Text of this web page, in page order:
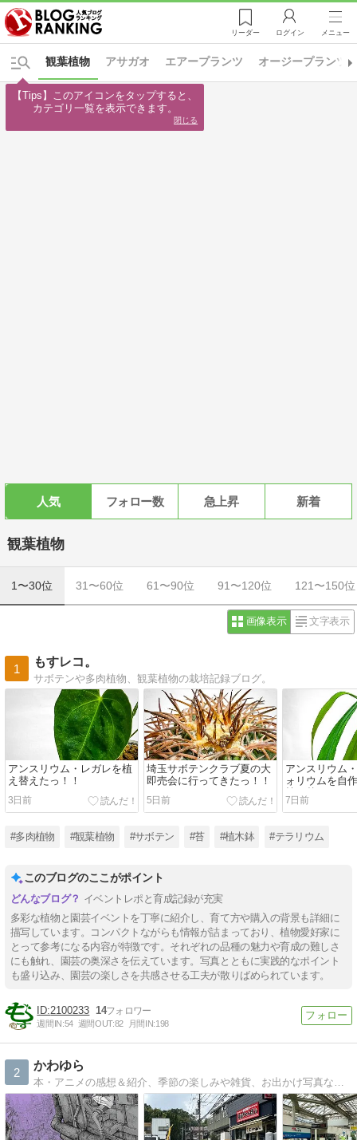
リーダー ログイン メニュー
アサガオ エアープランツ オージープランツ
観葉植物
人気 フォロー数 急上昇 新着
観葉植物
1〜30位 31〜60位 61〜90位 91〜120位 121〜150位
画像表示 文字表示
1
もすレコ。
サボテンや多肉植物、観葉植物の栽培記録ブログ。
アンスリウム・レガレを植
え替えたっ！！
3日前
埼玉サボテンクラブ夏の大
即売会に行ってきたっ！！
5日前
アンスリウム
ォリウムを自
植え替えた！！
7日前
#多肉植物 #観葉植物 #サボテン #苔 #植木鉢 #テラリウム
このブログのここがポイント
イベントレポと育成記録が充実
多彩な植物と園芸イベントを丁寧に紹介し、育て方や購入の背景も詳細に
描写しています。コンパクトながらも情報が詰まっており、植物愛好家に
とって参考になる内容が特徴です。それぞれの品種の魅力や育成の難しさ
にも触れ、園芸の奥深さを伝えています。写真とともに実践的なポイント
も盛り込み、園芸の楽しさを共感させる工夫が散りばめられています。
2100233 14
週間IN:54 週間OUT:82 月間IN:198
2
かわゆら
【Tips】このアイコンをタップすると、
カテゴリ一覧を表示できます。
閉じる